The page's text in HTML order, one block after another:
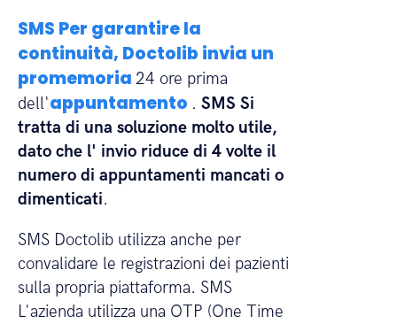
SMS Per garantire la
continuità, Doctolib invia un
promemoria 24 ore prima
dell'appuntamento . SMS Si
tratta di una soluzione molto utile,
dato che l' invio riduce di 4 volte il
numero di appuntamenti mancati o
dimenticati.
SMS Doctolib utilizza anche per
convalidare le registrazioni dei pazienti
sulla propria piattaforma. SMS
L'azienda utilizza una OTP (One Time